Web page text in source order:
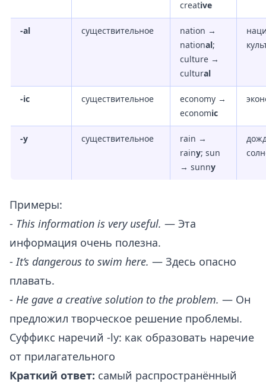
creative
-al существительное
nation →
national;
culture →
cultural
-ic существительное
economy →
economic
-y существительное
rain →
rainy; sun
→ sunny
Примеры:
- This information is very useful. — Эта
информация очень полезна.
-It’s dangerous to swim here. — Здесь опасно
плавать.
- He gave a creative solution to the problem. — Он
предложил творческое решение проблемы.
Суффикс наречий -ly: как образовать наречие
от прилагательного
Краткий ответ: самый распространённый